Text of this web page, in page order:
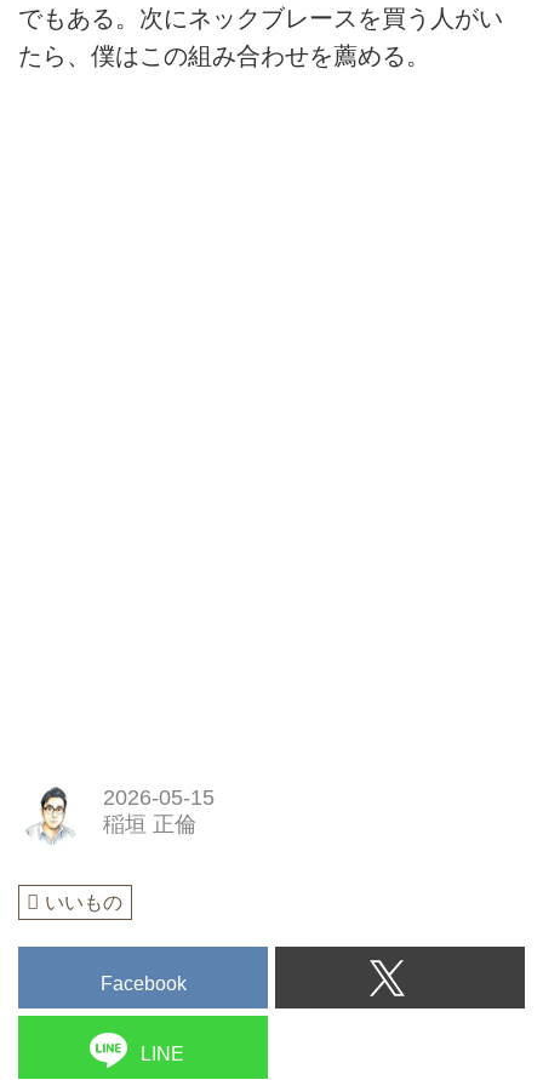
でもある。次にネックブレースを買う人がい
たら、僕はこの組み合わせを薦める。
2026-05-15
稲垣 正倫
いいもの
Facebook
LINE